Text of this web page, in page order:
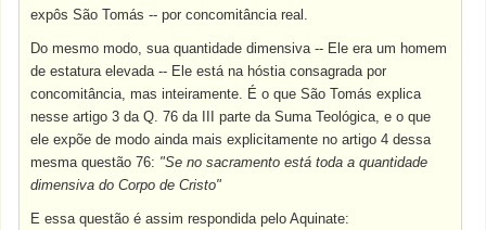
expôs São Tomás -- por concomitância real.
Do mesmo modo, sua quantidade dimensiva -- Ele era um homem
de estatura elevada -- Ele está na hóstia consagrada por
concomitância, mas inteiramente. É o que São Tomás explica
nesse artigo 3 da Q. 76 da III parte da Suma Teológica, e o que
ele expõe de modo ainda mais explicitamente no artigo 4 dessa
mesma questão 76: "Se no sacramento está toda a quantidade
dimensiva do Corpo de Cristo"
E essa questão é assim respondida pelo Aquinate: